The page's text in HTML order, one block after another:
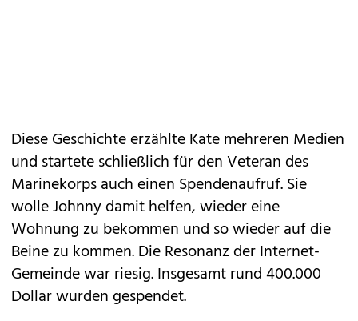
Diese Geschichte erzählte Kate mehreren Medien
und startete schließlich für den Veteran des
Marinekorps auch einen Spendenaufruf. Sie
wolle Johnny damit helfen, wieder eine
Wohnung zu bekommen und so wieder auf die
Beine zu kommen. Die Resonanz der Internet-
Gemeinde war riesig. Insgesamt rund 400.000
Dollar wurden gespendet.